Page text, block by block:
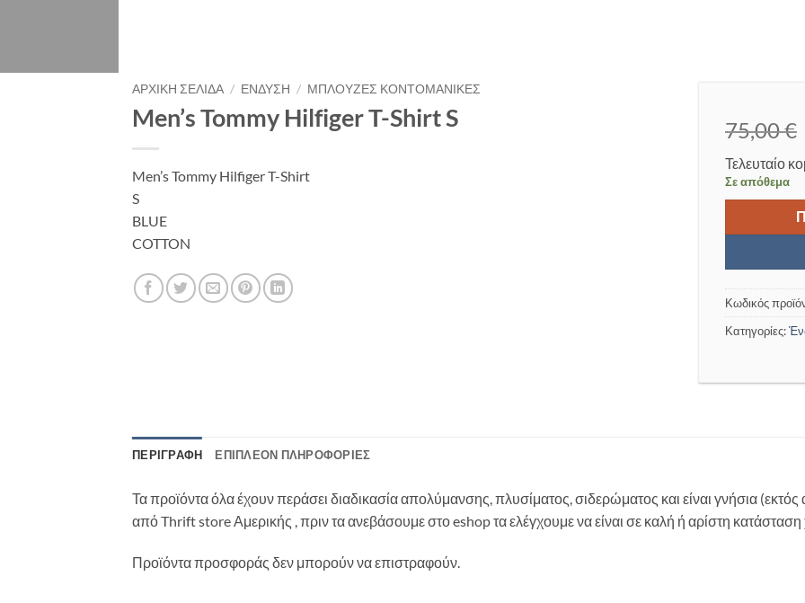
ΑΡΧΙΚΉ ΣΕΛΊΔΑ / ΈΝΔΥΣΗ / ΜΠΛΟΎΖΕΣ ΚΟΝΤΟΜΆΝΙΚΕΣ
Men’s Tommy Hilfiger T-Shirt S
Men’s Tommy Hilfiger T-Shirt
S
BLUE
COTTON
75,00€
Τελευταίο
Σε απόθεμα
Κωδικός
Κατηγορίες:
ΠΕΡΙΓΡΑΦΉ ΕΠΙΠΛΈΟΝ ΠΛΗΡΟΦΟΡΊΕΣ
Τα προϊόντα όλα έχουν περάσει διαδικασία απολύμανσης, πλυσίματος, σιδερώματος και είναι γνήσια
από Thrift store Αμερικής , πριν τα ανεβάσουμε στο eshop τα ελέγχουμε να είναι σε καλή ή αρίστη
Προϊόντα προσφοράς δεν μπορούν να επιστραφούν.